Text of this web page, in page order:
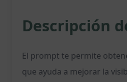
Descripción
El prompt te permite
que ayuda a mejorar la